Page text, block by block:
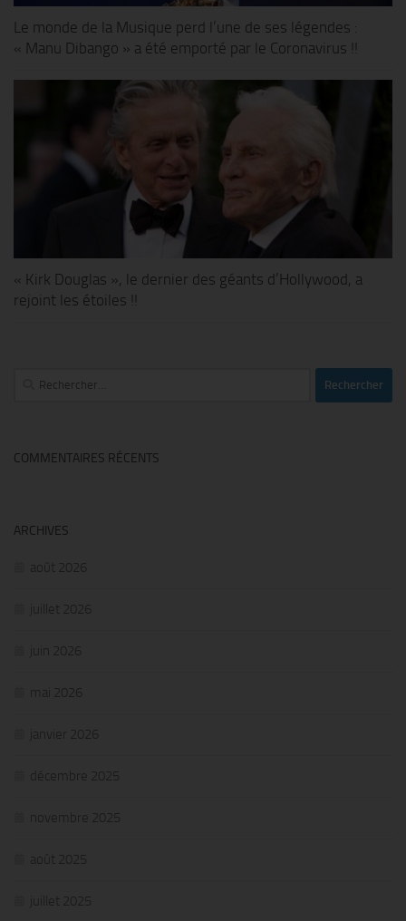
Le monde de la Musique perd l’une de ses légendes :
« Manu Dibango » a été emporté par le Coronavirus !!
« Kirk Douglas », le dernier des géants d’Hollywood, a
rejoint les étoiles !!
Rechercher :
COMMENTAIRES RÉCENTS
ARCHIVES
août 2026
juillet 2026
juin 2026
mai 2026
janvier 2026
décembre 2025
novembre 2025
août 2025
juillet 2025